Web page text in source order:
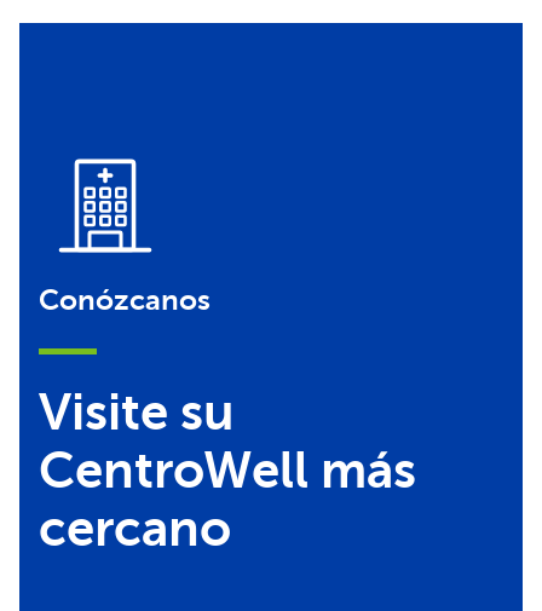
Conózcanos
Visite su
CentroWell más
cercano